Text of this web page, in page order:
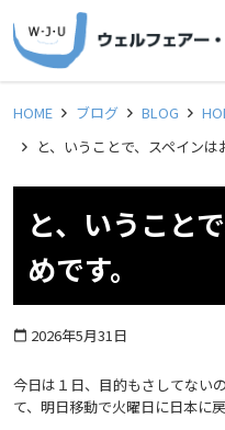
HOME ブログ BLOG
と、いうことで、スペインは
と、いうこと
めです。
calendar_today 2026年5月31日
今日は１日、目的もさしてない
て、明日移動で火曜日に日本に戻